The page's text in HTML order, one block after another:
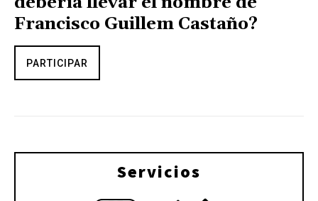
Francisco Guillem Castaño?
PARTICIPAR
Servicios